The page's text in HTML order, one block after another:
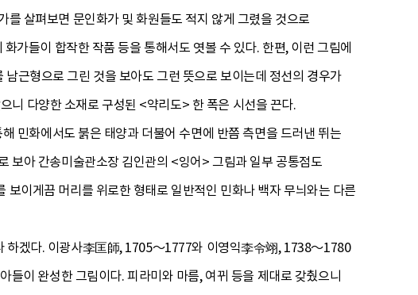
살펴보면 문인화가 및 화원들도 적지 않게 그렸을 것으로
가들이 합작한 작품 등을 통해서도 엿볼 수 있다. 한편, 이런 그림에
근형으로 그린 것을 보아도 그런 뜻으로 보이는데 정선의 경우가
니 다양한 소재로 구성된 <약리도> 한 폭은 시선을 끈다.
민화에서도 붉은 태양과 더불어 수면에 반쯤 측면을 드러낸 뛰는
보아 간송미술관소장 김인관의 <잉어> 그림과 일부 공통점도
이게끔 머리를 위로한 형태로 일반적인 민화나 백자 무늬와는 다른
하겠다. 이광사李匡師, 1705～1777와 이영익李令翊, 1738～1780
이 완성한 그림이다. 피라미와 마름, 여뀌 등을 제대로 갖췄으니